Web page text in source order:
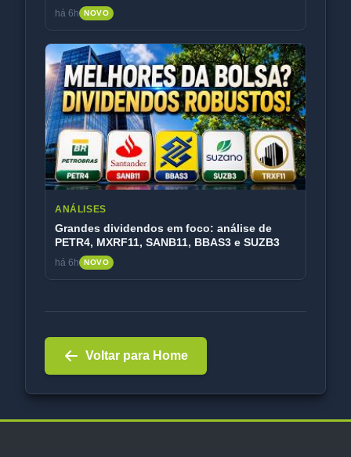
há 6h NOVO
ANÁLISES
Grandes dividendos em foco: análise de
PETR4, MXRF11, SANB11, BBAS3 e SUZB3
há 6h NOVO
Voltar para Home